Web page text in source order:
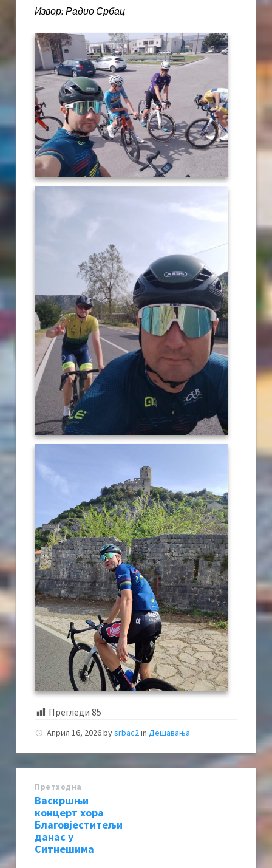
Извор: Радио Србац
Прегледи 85
Април 16, 2026bysrbac2in Дешавања
Претходна
Васкршњи
концерт хора
Благовјеститељи
данас у
Ситнешима